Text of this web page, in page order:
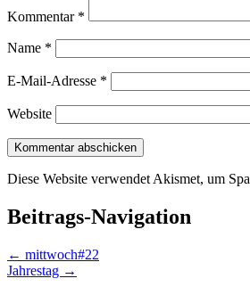
Kommentar *
Name *
E-Mail-Adresse *
Website
Diese Website verwendet Akismet, um
Beitrags-Navigation
← mittwoch#22
Jahrestag →